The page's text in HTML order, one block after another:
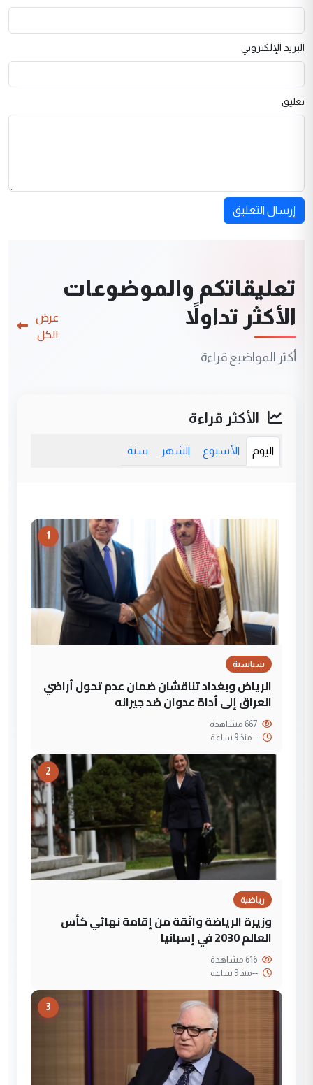
البريد الإلكتروني
تعليق
إرسال التعليق
تعليقاتكم والموضوعات
الأكثر تداولاً
أكثر المواضيع قراءة
عرض
الكل
الأكثر قراءة
اليوم الأسبوع الشهر سنة
1
سياسية
الرياض وبغداد تناقشان ضمان عدم تحول أراضي
العراق إلى أداة عدوان ضد جيرانه
--منذ 9 ساعة
2
رياضية
وزيرة الرياضة واثقة من إقامة نهائي كأس
العالم 2030 في إسبانيا
--منذ 9 ساعة
3